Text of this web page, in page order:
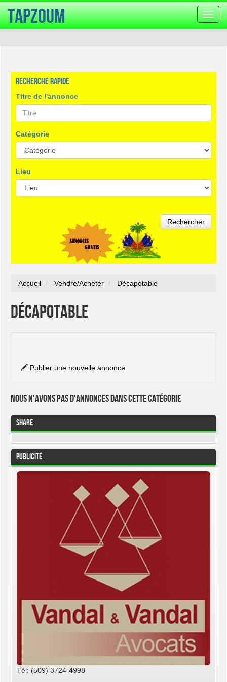
la
TapZoum
Recherche rapide
Titre de l'annonce
Catégorie
Lieu
Rechercher
Accueil Vendre/Acheter Décapotable
Décapotable
Publier une nouvelle annonce
Nous n'avons pas d'annonces dans cette catégorie
Share
Publicité
Tél: (509) 3724-4998